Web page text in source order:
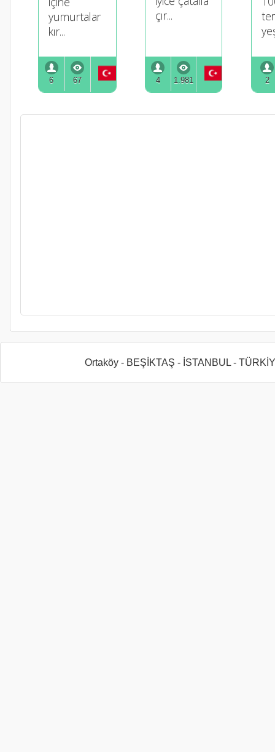
yumurtalar
kır...
6 67
çır...
4 1.981 2
Ortaköy - BEŞİKTAŞ - İSTANBUL -